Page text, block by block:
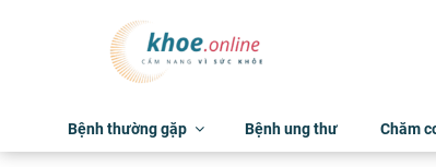
Bệnh thường gặp Bệnh ung thư Chăm